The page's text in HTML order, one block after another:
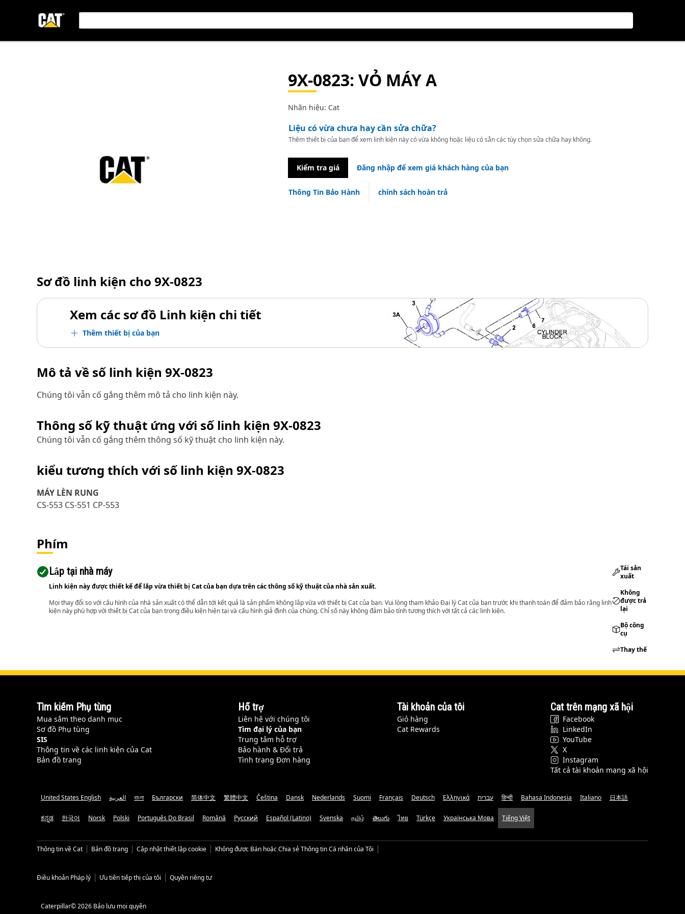
9X-0823: VỎ MÁY A
Nhãn hiệu: Cat
Liệu có vừa chưa hay cần sửa chữa?
Thêm thiết bị của bạn để xem linh kiện này có vừa không hoặc liệu có sẵn các tùy chọn sửa chữa hay không.
Kiểm tra giá Đăng nhập để xem giá khách hàng của bạn
Thông Tin Bảo Hành chính sách hoàn trả
Sơ đồ linh kiện cho 9X-0823
Xem các sơ đồ Linh kiện chi tiết
Thêm thiết bị của bạn
Mô tả về số linh kiện 9X-0823
Chúng tôi vẫn cố gắng thêm mô tả cho linh kiện này.
Thông số kỹ thuật ứng với số linh kiện 9X-0823
Chúng tôi vẫn cố gắng thêm thông số kỹ thuật cho linh kiện này.
kiểu tương thích với số linh kiện 9X-0823
MÁY LÈN RUNG
CS-553 CS-551 CP-553
Phím
Lắp tại nhà máy
Linh kiện này được thiết kế để lắp vừa thiết bị Cat của bạn dựa trên các thông số kỹ thuật của nhà sản xuất.
Mọi thay đổi so với cấu hình của nhà sản xuất có thể dẫn tới kết quả là sản phẩm không lắp vừa với thiết bị Cat của bạn. Vui lòng tham khảo Đại lý Cat của bạn trước khi thanh toán để đảm bảo rằng linh
kiện này phù hợp với thiết bị Cat của bạn trong điều kiện hiện tại và cấu hình giả định của chúng. Chỉ số này không đảm bảo tính tương thích với tất cả các linh kiện.
Tái sản
xuất
Không
được trả
lại
Bộ công
cụ
Thay thế
Tìm kiếm Phụ tùng
Mua sắm theo danh mục
Sơ đồ Phụ tùng
SIS
Thông tin về các linh kiện của Cat
Bản đồ trang
Hỗ trợ
Liên hệ với chúng tôi
Tìm đại lý của bạn
Trung tâm hỗ trợ
Bảo hành & Đổi trả
Tình trạng Đơn hàng
Tài khoản của tôi
Giỏ hàng
Cat Rewards
Cat trên mạng xã hội
Facebook
LinkedIn
YouTube
X
Instagram
Tất cả tài khoản mạng xã hội
United States English العربية বাংলা Български 简体中文 繁體中文 Čeština Dansk Nederlands Suomi Français Deutsch Ελληνικά עברית हिन्दी Bahasa Indonesia Italiano 日本語
ಕನ್ನಡ 한국어 Norsk Polski Português Do Brasil Română Русский Español (Latino) Svenska தமிழ் తెలుగు ไทย Türkçe Українська Мова Tiếng Việt
Thông tin về Cat Bản đồ trang Cập nhật thiết lập cookie Không được Bán hoặc Chia sẻ Thông tin Cá nhân của Tôi
Điều khoản Pháp lý Ưu tiên tiếp thị của tôi Quyền riêng tư
Caterpillar© 2026 Bảo lưu mọi quyền